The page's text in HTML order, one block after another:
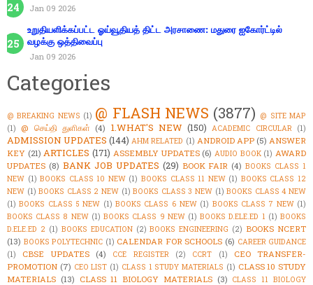
Jan 09 2026
உறுதியளிக்கப்பட்ட ஓய்வூதியத் திட்ட அரசாணை: மதுரை ஐகோர்ட்டில்
வழக்கு ஒத்திவைப்பு
Jan 09 2026
Categories
@ BREAKING NEWS (1) @ FLASH NEWS (3877) @ SITE MAP
(1) @ செய்தி துளிகள் (4) 1.WHAT'S NEW (150) ACADEMIC CIRCULAR (1)
ADMISSION UPDATES (144) AHM RELATED (1) ANDROID APP (5) ANSWER
KEY (21) ARTICLES (171) ASSEMBLY UPDATES (6) AUDIO BOOK (1) AWARD
UPDATES (8) BANK JOB UPDATES (29) BOOK FAIR (4) BOOKS CLASS 1
NEW (1) BOOKS CLASS 10 NEW (1) BOOKS CLASS 11 NEW (1) BOOKS CLASS 12
NEW (1) BOOKS CLASS 2 NEW (1) BOOKS CLASS 3 NEW (1) BOOKS CLASS 4 NEW
(1) BOOKS CLASS 5 NEW (1) BOOKS CLASS 6 NEW (1) BOOKS CLASS 7 NEW (1)
BOOKS CLASS 8 NEW (1) BOOKS CLASS 9 NEW (1) BOOKS D.ELE.ED 1 (1) BOOKS
D.ELE.ED 2 (1) BOOKS EDUCATION (2) BOOKS ENGINEERING (2) BOOKS NCERT
(13) BOOKS POLYTECHNIC (1) CALENDAR FOR SCHOOLS (6) CAREER GUIDANCE
(1)
CBSE UPDATES (4) CCE REGISTER (2) CCRT (1)
CEO TRANSFER-
PROMOTION (7) CEO LIST (1) CLASS 1 STUDY MATERIALS (1) CLASS 10 STUDY
MATERIALS (13) CLASS 11 BIOLOGY MATERIALS (3) CLASS 11 BIOLOGY